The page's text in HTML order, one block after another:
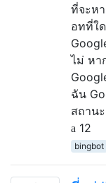
ที่จะห
อทที่ใ
ไม่ หา
ฉัน
สถาน
12
bingbot